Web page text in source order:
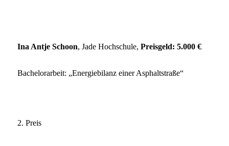
Ina Antje Schoon, Jade Hochschule, Preisgeld: 5.000 €
Bachelorarbeit: „Energiebilanz einer Asphaltstraße“
2. Preis